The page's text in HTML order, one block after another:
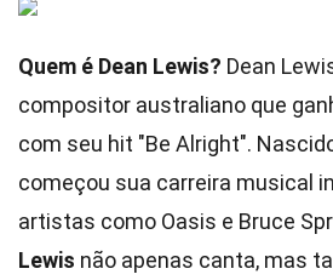
Quem é Dean Lewis? Dean
compositor australiano que
com seu hit "Be Alright".
começou sua carreira musical
artistas como Oasis e Bruce
Lewis não apenas canta, mas